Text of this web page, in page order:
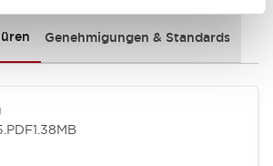
Genehmigungen & Standards
.PDF1.38MB